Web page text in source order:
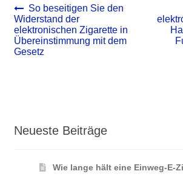
Beitrags-
Navigation
Vorheriger
Beitrag:
So beseitigen Sie den
Widerstand der
elektronischen Zigarette in
Übereinstimmung mit dem
Gesetz
Neueste Beiträge
Wie lange hält eine Einweg-E-